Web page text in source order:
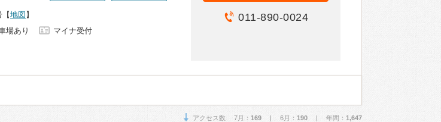
【地図 】
場あり
マイナ受付
011-890-0024
アクセス数 7月： 169 | 6月： 190 | 年間： 1,647